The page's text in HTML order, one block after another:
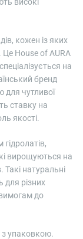
кожен із яких
Це House of AURA
на
бренд
для чутливої
ставку на
якості.
вирощуються на
Такі натуральні
для різних
вимогам до
упаковкою.